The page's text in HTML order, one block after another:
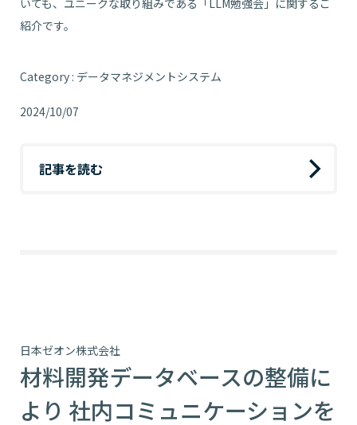
いても、ユニークな取り組みである「LLM勉強会」に関するご
紹介です。
Category : データマネジメントシステム
2024/10/07
記事を読む
日本ゼオン株式会社
材料開発データベースの整備に
より 社内コミュニケーションを